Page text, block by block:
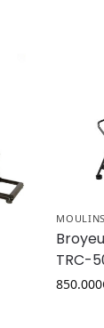
MOULINS
TRC-
850.000